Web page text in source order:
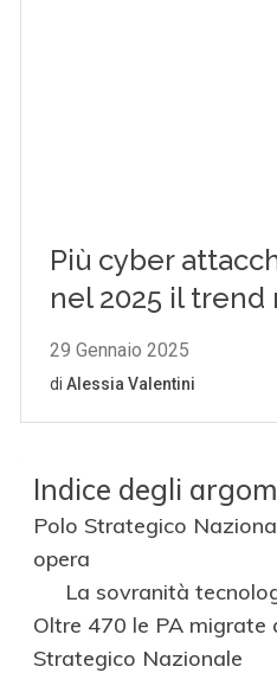
Indice degli
Polo Strategico
opera
La sovranità
Oltre 470 le PA migrate
Strategico Nazionale